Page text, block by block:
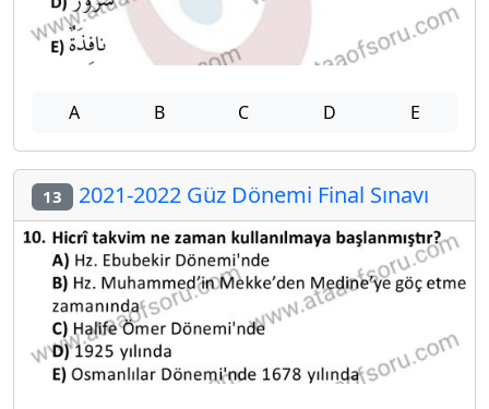
A B C D E
13 2021-2022 Güz Dönemi Final Sınavı